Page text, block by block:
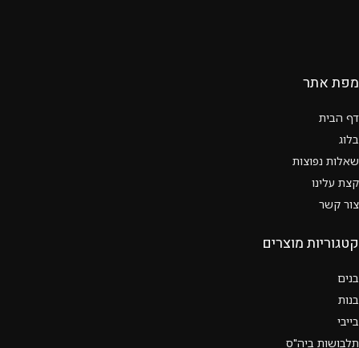
מפת אתר
דף הבית
בלוג
שאלות נפוצות
קצת עלינו
צור קשר
קטגוריות מוצרים
בנים
בנות
בייבי
תלבושות ביה"ס